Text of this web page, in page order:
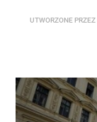
UTWORZONE PRZEZ